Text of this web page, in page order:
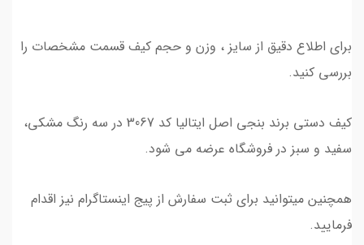
برای اطلاع دقیق از سایز ، وزن و حجم کیف قسمت مشخصات را
بررسی کنید.
کیف دستی برند بنجی اصل ایتالیا کد 3067 در سه رنگ مشکی،
سفید و سبز در فروشگاه عرضه می شود.
همچنین میتوانید برای ثبت سفارش از پیج اینستاگرام نیز اقدام
فرمایید.